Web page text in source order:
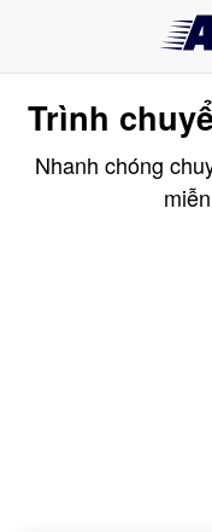
Trình
Nhanh chóng